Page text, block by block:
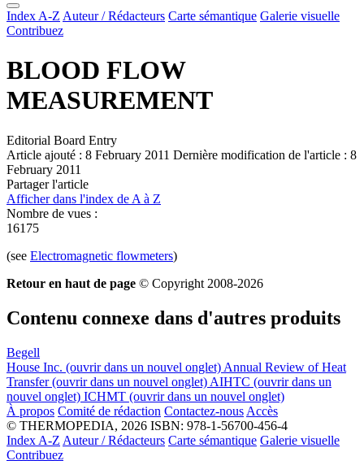
Index A-Z Auteur / Rédacteurs Carte sémantique Galerie visuelle
Contribuez
BLOOD FLOW
MEASUREMENT
Editorial Board Entry
Article ajouté : 8 February 2011 Dernière modification de l'article : 8
February 2011
Partager l'article
Afficher dans l'index de A à Z
Nombre de vues :
16175
(see Electromagnetic flowmeters)
Retour en haut de page © Copyright 2008-2026
Contenu connexe dans d'autres produits
Begell
House Inc. (ouvrir dans un nouvel onglet) Annual Review of Heat
Transfer (ouvrir dans un nouvel onglet) AIHTC (ouvrir dans un
nouvel onglet) ICHMT (ouvrir dans un nouvel onglet)
À propos Comité de rédaction Contactez-nous Accès
© THERMOPEDIA, 2026 ISBN: 978-1-56700-456-4
Index A-Z Auteur / Rédacteurs Carte sémantique Galerie visuelle
Contribuez